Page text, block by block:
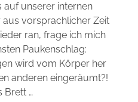
auf unserer internen
vorsprachlicher Zeit
ran, frage ich mich
Paukenschlag:
wird vom Körper her
anderen eingeräumt?!
Brett …